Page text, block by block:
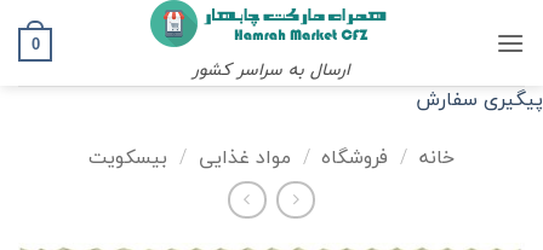
ارسال به سراسر کشور
0
پیگیری سفارش
خانه / فروشگاه / مواد غذایی / بیسکویت